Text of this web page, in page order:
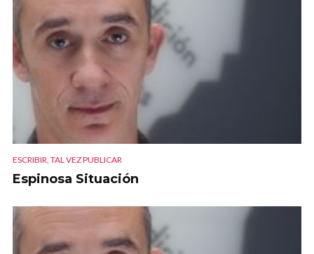
ESCRIBIR, TAL VEZ PUBLICAR
Espinosa Situación